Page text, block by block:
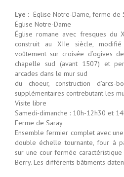
Lye : Église Notre-Dame, ferme de
Église Notre-Dame
Église romane avec fresques du
construit au XIIe siècle,
voûtement sur croisée d’ogives
chapelle sud (avant 1507) et
arcades dans le mur sud
du choeur, construction
supplémentaires contrebutant les
Visite libre
Samedi-dimanche : 10h-12h30 et
Ferme de Saray
Ensemble fermier complet avec
double échelle tournante, four à
sur une cour fermée
Berry. Les différents bâtiments